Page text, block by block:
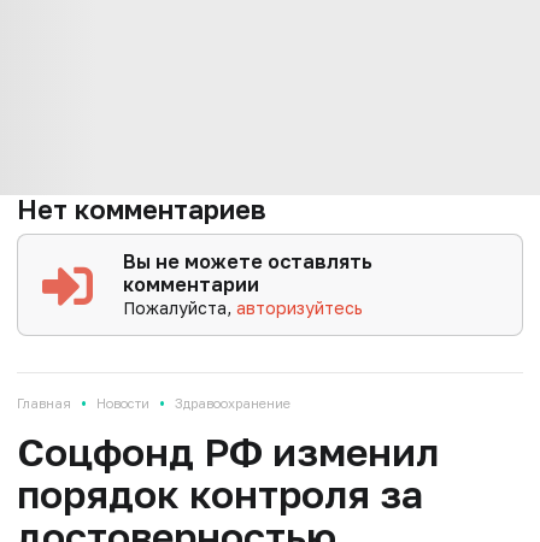
Нет комментариев
Вы не можете оставлять
комментарии
Пожалуйста,авторизуйтесь
Главная • Новости • Здравоохранение
Соцфонд РФ изменил
порядок контроля за